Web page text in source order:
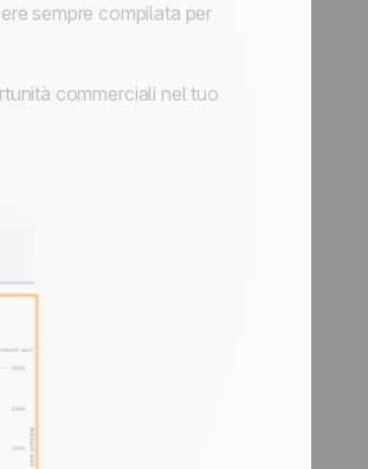
sempre compilata per
commerciali nel tuo